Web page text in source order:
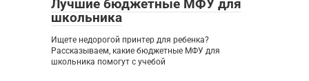
Лучшие бюджетные МФУ для
школьника
Ищете недорогой принтер для ребенка?
Рассказываем, какие бюджетные МФУ для
школьника помогут с учебой